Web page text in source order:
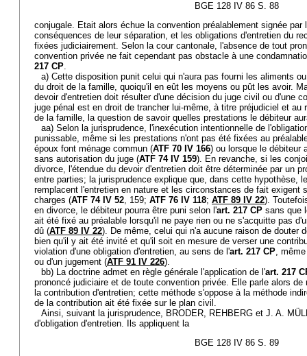
BGE 128 IV 86 S. 88
conjugale. Etait alors échue la convention préalablement signée par
conséquences de leur séparation, et les obligations d'entretien du
fixées judiciairement. Selon la cour cantonale, l'absence de tout
convention privée ne fait cependant pas obstacle à une
217 CP.
a) Cette disposition punit celui qui n'aura pas fourni les aliments
du droit de la famille, quoiqu'il en eût les moyens ou pût les avoir.
devoir d'entretien doit résulter d'une décision du juge civil ou d'une
juge pénal est en droit de trancher lui-même, à titre préjudiciel et au
de la famille, la question de savoir quelles prestations le débiteur
aa) Selon la jurisprudence, l'inexécution intentionnelle de
punissable, même si les prestations n'ont pas été fixées au
époux font ménage commun (ATF 70 IV 166) ou lorsque le débiteur
sans autorisation du juge (ATF 74 IV 159). En revanche, si les
divorce, l'étendue du devoir d'entretien doit être déterminée par un
entre parties; la jurisprudence explique que, dans cette hypothèse,
remplacent l'entretien en nature et les circonstances de fait exigent
charges (ATF 74 IV 52, 159; ATF 76 IV 118; ATF 89 IV 22).
en divorce, le débiteur pourra être puni selon l'art. 217 CP sans que
ait été fixé au préalable lorsqu'il ne paye rien ou ne s'acquitte pas
dû (ATF 89 IV 22). De même, celui qui n'a aucune raison de douter
bien qu'il y ait été invité et qu'il soit en mesure de verser une
violation d'une obligation d'entretien, au sens de l'art. 217 CP,
ou d'un jugement (ATF 91 IV 226).
bb) La doctrine admet en règle générale l'application de l'art. 217
prononcé judiciaire et de toute convention privée. Elle parle alors
la contribution d'entretien; cette méthode s'oppose à la méthode
de la contribution ait été fixée sur le plan civil.
Ainsi, suivant la jurisprudence, BRODER, REHBERG et J. A.
d'obligation d'entretien. Ils appliquent la
BGE 128 IV 86 S. 89